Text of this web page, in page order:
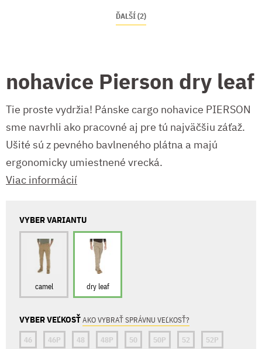
ĎALŠÍ (2)
nohavice Pierson dry leaf
Tie proste vydržia! Pánske cargo nohavice PIERSON
sme navrhli ako pracovné aj pre tú najväčšiu záťaž.
Ušité sú z pevného bavlneného plátna a majú
ergonomicky umiestnené vrecká.
Viac informácií
VYBER VARIANTU
camel dry leaf
VYBER VEĽKOSŤAKO VYBRAŤ SPRÁVNU VEĽKOSŤ?
46
46P 48 48P 50 50P 52 52P